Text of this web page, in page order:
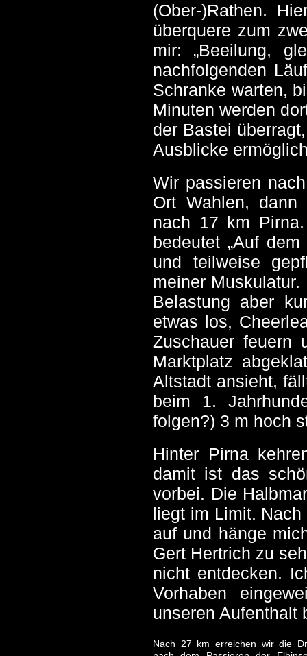
(Ober-)Rathen.
überquere zum
mir: „Beeilung,
nachfolgenden
Schranke warten,
Minuten werden
der Bastei
Ausblicke
Wir passieren
Ort Wahlen, dann
nach 17 km
bedeutet „Auf
und teilweise
meiner
Belastung aber
etwas los,
Zuschauer feuern
Marktplatz
Altstadt ansieht,
beim 1.
folgen?) 3 m hoch
Hinter Pirna
damit ist das
vorbei. Die
liegt im Limit.
auf und hänge
Gert Hertrich zu
nicht entdecken.
Vorhaben
unseren Aufenthalt
Nach 27 km erreichen wir die